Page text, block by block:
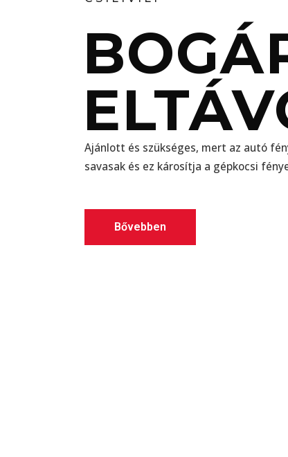
Ajánlott és szükséges, mert az autó
savasak és ez károsítja a gépkocsi
Bővebben